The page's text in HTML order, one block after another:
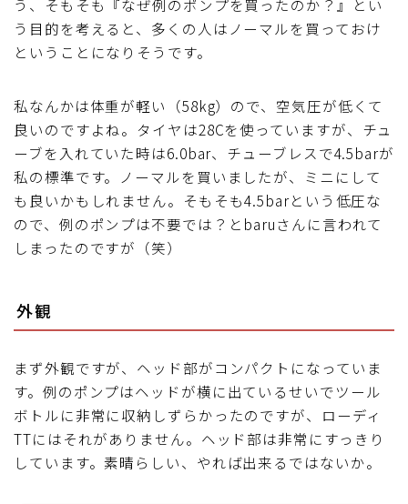
う、そもそも『なぜ例のポンプを買ったのか？』とい
う目的を考えると、多くの人はノーマルを買っておけ
ということになりそうです。
私なんかは体重が軽い（58kg）ので、空気圧が低くて
良いのですよね。タイヤは28Cを使っていますが、チュ
ーブを入れていた時は6.0bar、チューブレスで4.5barが
私の標準です。ノーマルを買いましたが、ミニにして
も良いかもしれません。そもそも4.5barという低圧な
ので、例のポンプは不要では？とbaruさんに言われて
しまったのですが（笑）
外観
まず外観ですが、ヘッド部がコンパクトになっていま
す。例のポンプはヘッドが横に出ているせいでツール
ボトルに非常に収納しずらかったのですが、ローディ
TTにはそれがありません。ヘッド部は非常にすっきり
しています。素晴らしい、やれば出来るではないか。